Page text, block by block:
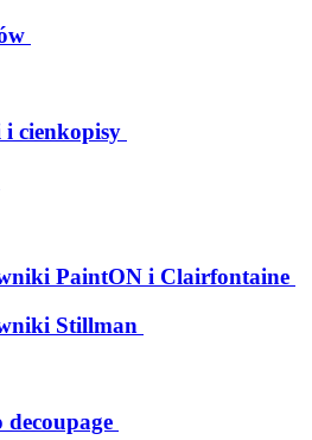
cienkopisy
PaintON i Clairfontaine
Stillman